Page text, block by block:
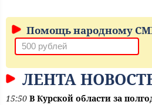
Помощь народному
ЛЕНТА
15:50 В Курской области за